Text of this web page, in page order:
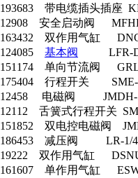
193683 带电缆插头插座
12908 安全启动阀
163432 双作用气缸
124085 基本阀
LFR-
151174 单向节流阀
175404 行程开关 SME-
12458 电磁阀 JMDH-5/
12112 舌簧式行程开关
151852 双电控电磁阀
186453 减压阀 LR-1/4-
19222 双作用气缸
161607 单作用气缸